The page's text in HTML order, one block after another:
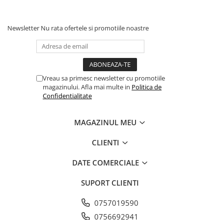
Newsletter Nu rata ofertele si promotiile noastre
Vreau sa primesc newsletter cu promotiile
magazinului. Afla mai multe in Politica de
Confidentialitate
MAGAZINUL MEU
CLIENTI
DATE COMERCIALE
SUPORT CLIENTI
0757019590
0756692941